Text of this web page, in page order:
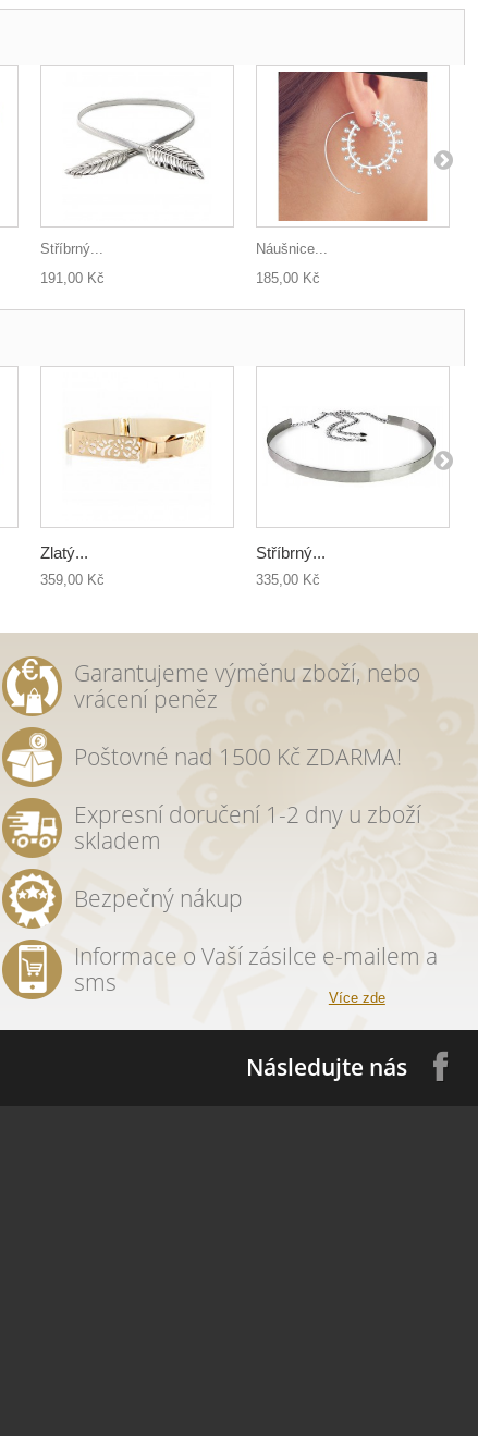
Stříbrný...
191,00 Kč
Náušnice...
185,00 Kč
Zlatý...
359,00 Kč
Stříbrný...
335,00 Kč
Garantujeme výměnu zboží, nebo
vrácení peněz
Poštovné nad 1500 Kč ZDARMA!
Expresní doručení 1-2 dny u zboží
skladem
Bezpečný nákup
Informace o Vaší zásilce e-mailem a
sms
Více zde
Následujte nás